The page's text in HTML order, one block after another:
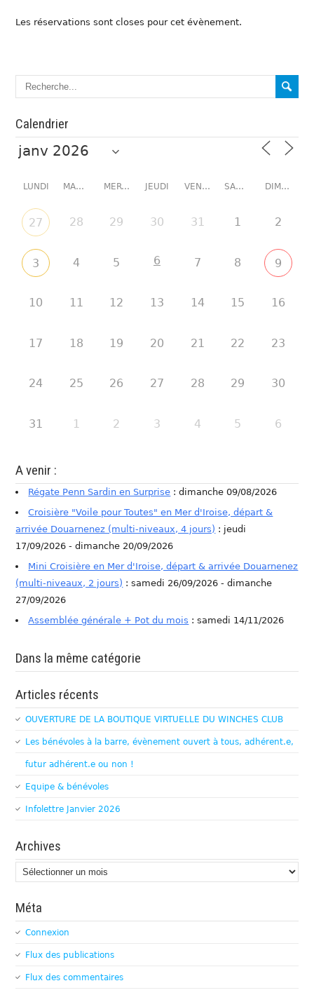
Les réservations sont closes pour cet évènement.
Calendrier
LUNDI MARDI MERCREDI JEUDI VENDREDI SAMEDI DIMANCHE
27 28 29 30 31 1 2
3 4 5 6 7 8 9
10 11 12 13 14 15 16
17 18 19 20 21 22 23
24 25 26 27 28 29 30
31 1 2 3 4 5 6
A venir :
Régate Penn Sardin en Surprise : dimanche 09/08/2026
Croisière "Voile pour Toutes" en Mer d'Iroise, départ &
arrivée Douarnenez (multi-niveaux, 4 jours) : jeudi
17/09/2026 - dimanche 20/09/2026
Mini Croisière en Mer d'Iroise, départ & arrivée Douarnenez
(multi-niveaux, 2 jours) : samedi 26/09/2026 - dimanche
27/09/2026
Assemblée générale + Pot du mois : samedi 14/11/2026
Dans la même catégorie
Articles récents
OUVERTURE DE LA BOUTIQUE VIRTUELLE DU WINCHES CLUB
Les bénévoles à la barre, évènement ouvert à tous, adhérent.e,
futur adhérent.e ou non !
Equipe & bénévoles
Infolettre Janvier 2026
Archives
Archives
Méta
Connexion
Flux des publications
Flux des commentaires